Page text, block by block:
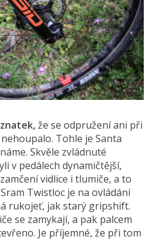
že se odpružení ani při
Tohle je Santa
Skvěle zvládnuté
v pedálech dynamičtější,
vidlice i tlumiče, a to
Twistloc je na ovládání
rukojeť, jak starý gripshift.
se zamykají, a pak palcem
Je příjemné, že při tom